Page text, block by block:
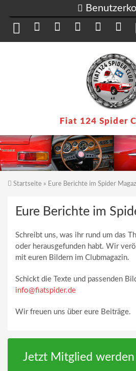
Fiat 124 Spider
Sie sind hier
Startseite » Eure Berichte im Spider
Eure Berichte im
Schreibt uns, was ihr rund um das
oder herausgefunden habt. Wir
mit euren Bildern im Clubmagazin.
Schickt die Texte und passenden
info@fiatspider.de
Wir freuen uns über eure Beiträge.
Jetzt Mitglied werden